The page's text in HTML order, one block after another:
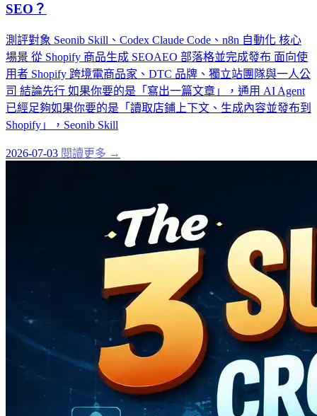
SEO？
測評對象 Seonib Skill、Codex Claude Code、n8n 自動化 核心
場景 從 Shopify 商品生成 SEOAEO 部落格並完成發布 面向使
用者 Shopify 跨境電商品家、DTC 品牌、獨立站團隊與一人公
司 結論先行 如果你要的是「寫出一篇文章」，通用 AI Agent
已經足夠如果你要的是「讀取店鋪上下文、生成內容並發布到
Shopify」，Seonib Skill
2026-07-03 閱讀更多 →